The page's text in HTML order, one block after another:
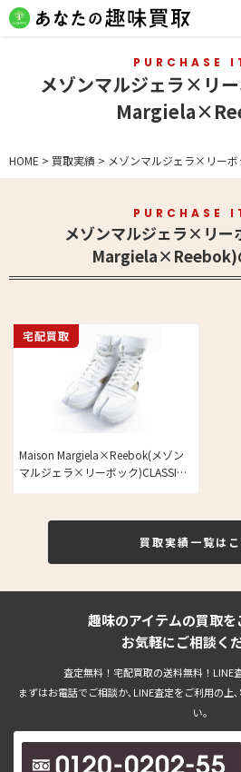
PURCHASE
メゾンマルジェラ×リ
HOME > 買取実績 > メゾンマルジェラ×リー
PURCHASE
メゾンマルジェラ×リ
Margiela×Reebok)
Maison Margiela×Reebok(メゾン
マルジェラ×リーボック)CLASSIC
ーカー1点の買取実績
宅配買取
買取実績一覧は
趣味のアイテムの買取
お気軽にご相談く
査定無料！宅配買取の送料無料！LINE
まずはお電話でご相談か､LINE査定をご利用の上
い。